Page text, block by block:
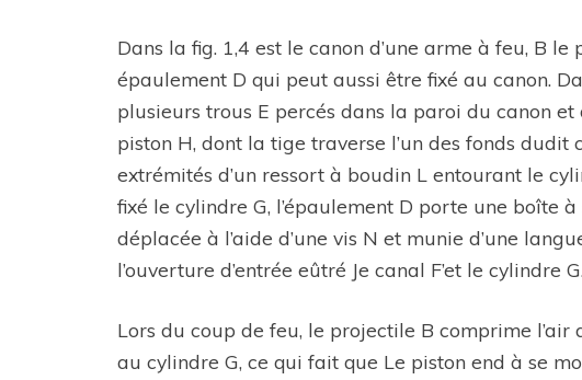
Dans la fig. 1,4 est le canon d’une arme à feu, B
épaulement D qui peut aussi être fixé au canon.
plusieurs trous E percés dans la paroi du canon
piston H, dont la tige traverse l’un des fonds dudit
extrémités d’un ressort à boudin L entourant le
fixé le cylindre G, l’épaulement D porte une boîte
déplacée à l’aide d’une vis N et munie d’une
l’ouverture d’entrée eûtré Je canal F’et le cylindre G.
Lors du coup de feu, le projectile B comprime l’air
au cylindre G, ce qui fait que Le piston end à se